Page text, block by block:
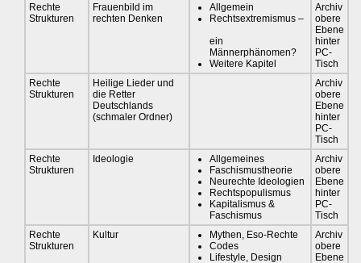
Rechte
Strukturen
Frauenbild im
rechten Denken
Allgemein
Rechtsextremismus –
ein
Männerphänomen?
Weitere Kapitel
Archiv
obere
Ebene
hinter
PC-
Tisch
Rechte
Strukturen
Heilige Lieder und
die Retter
Deutschlands
(schmaler Ordner)
Archiv
obere
Ebene
hinter
PC-
Tisch
Rechte
Strukturen
Ideologie
Allgemeines
Faschismustheorie
Neurechte Ideologien
Rechtspopulismus
Kapitalismus &
Faschismus
Archiv
obere
Ebene
hinter
PC-
Tisch
Rechte
Strukturen
Kultur
Mythen, Eso-Rechte
Codes
Lifestyle, Design
Archiv
obere
Ebene